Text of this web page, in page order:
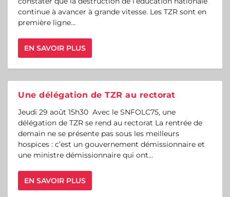
continue à avancer à grande vitesse. Les TZR sont en
première ligne...
EN SAVOIR PLUS
Une délégation de TZR au rectorat
Jeudi 29 août 15h30 Avec le SNFOLC75, une
délégation de TZR se rend au rectorat La rentrée de
demain ne se présente pas sous les meilleurs
hospices : c’est un gouvernement démissionnaire et
une ministre démissionnaire qui ont...
EN SAVOIR PLUS